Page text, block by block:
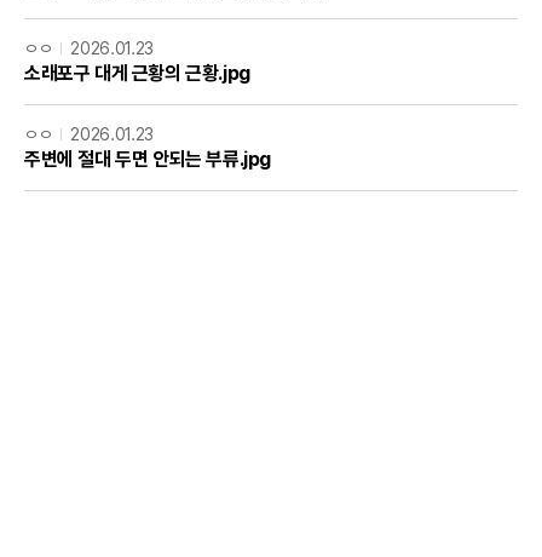
ㅇㅇ 2026.01.23
소래포구 대게 근황의 근황.jpg
ㅇㅇ 2026.01.23
주변에 절대 두면 안되는 부류.jpg